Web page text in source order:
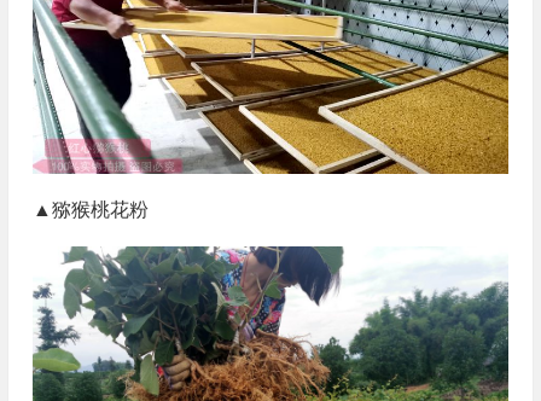
▲猕猴桃花粉